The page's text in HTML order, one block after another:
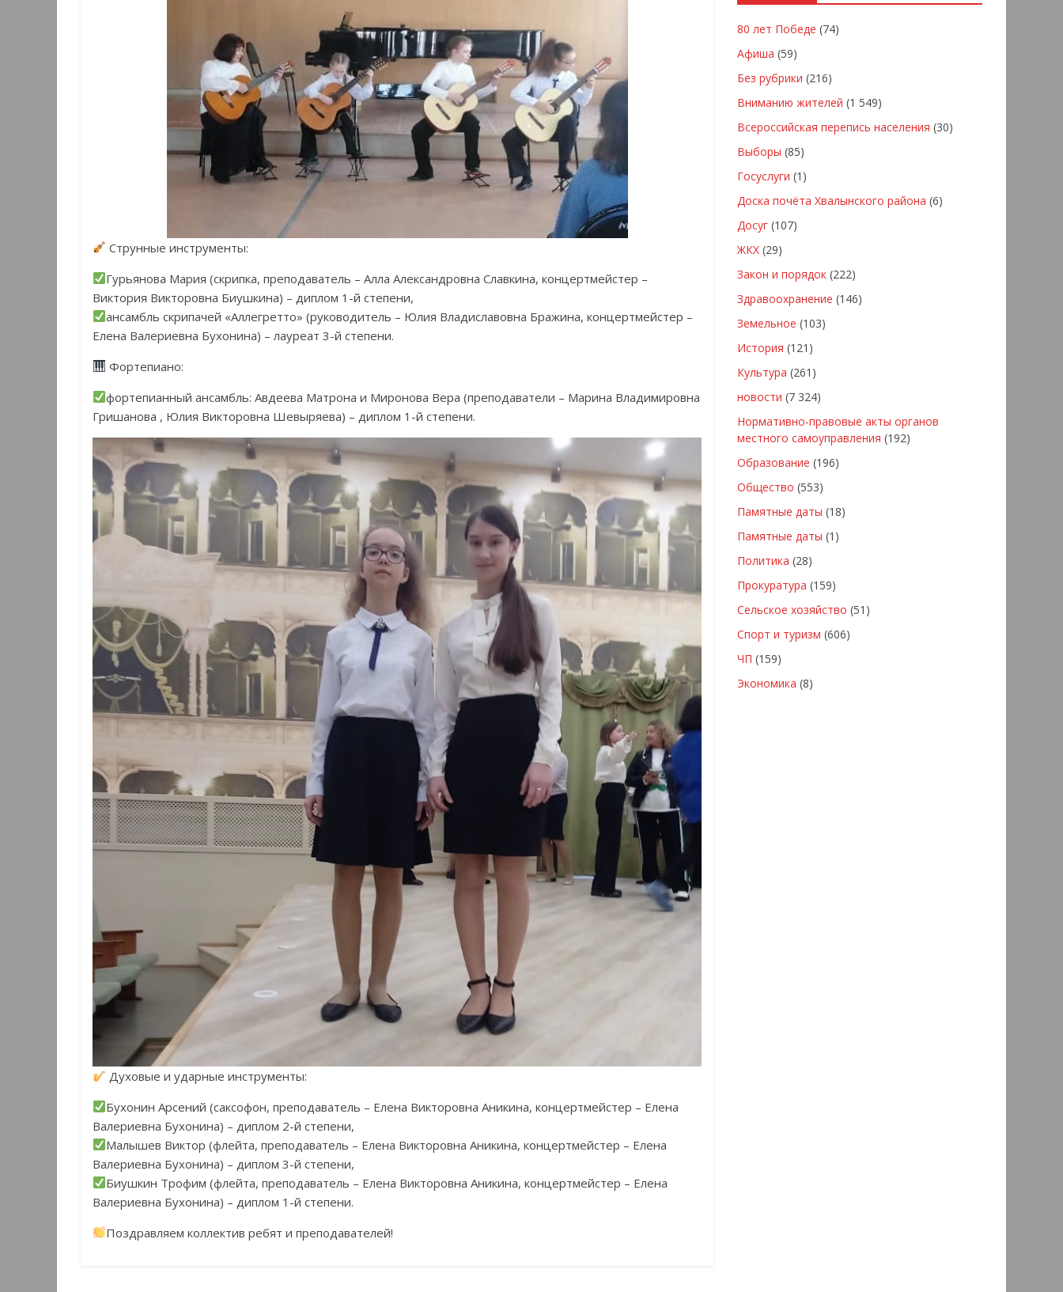
Струнные инструменты:
Гурьянова Мария (скрипка, преподаватель – Алла Александровна Славкина, концертмейстер –
Виктория Викторовна Биушкина) – диплом 1-й степени,
ансамбль скрипачей «Аллегретто» (руководитель – Юлия Владиславовна Бражина, концертмейстер –
Елена Валериевна Бухонина) – лауреат 3-й степени.
Фортепиано:
фортепианный ансамбль: Авдеева Матрона и Миронова Вера (преподаватели – Марина Владимировна
Гришанова , Юлия Викторовна Шевыряева) – диплом 1-й степени.
Духовые и ударные инструменты:
Бухонин Арсений (саксофон, преподаватель – Елена Викторовна Аникина, концертмейстер – Елена
Валериевна Бухонина) – диплом 2-й степени,
Малышев Виктор (флейта, преподаватель – Елена Викторовна Аникина, концертмейстер – Елена
Валериевна Бухонина) – диплом 3-й степени,
Биушкин Трофим (флейта, преподаватель – Елена Викторовна Аникина, концертмейстер – Елена
Валериевна Бухонина) – диплом 1-й степени.
Поздравляем коллектив ребят и преподавателей!
80 лет Победе (74)
Афиша (59)
Без рубрики (216)
Вниманию жителей (1 549)
Всероссийская перепись населения (30)
Выборы (85)
Госуслуги (1)
Доска почёта Хвалынского района (6)
Досуг (107)
ЖКХ (29)
Закон и порядок (222)
Здравоохранение (146)
Земельное (103)
История (121)
Культура (261)
новости (7 324)
Нормативно-правовые акты органов
местного самоуправления (192)
Образование (196)
Общество (553)
Памятные даты (18)
Памятные даты (1)
Политика (28)
Прокуратура (159)
Сельское хозяйство (51)
Спорт и туризм (606)
ЧП (159)
Экономика (8)